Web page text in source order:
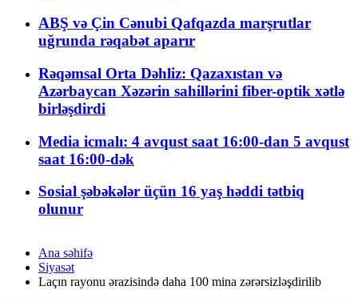
ABŞ və Çin Cənubi Qafqazda marşrutlar
uğrunda rəqabət aparır
Rəqəmsal Orta Dəhliz: Qazaxıstan və
Azərbaycan Xəzərin sahillərini fiber-optik xətlə
birləşdirdi
Media icmalı: 4 avqust saat 16:00-dan 5 avqust
saat 16:00-dək
Sosial şəbəkələr üçün 16 yaş həddi tətbiq
olunur
Ana səhifə
Siyasət
Laçın rayonu ərazisində daha 100 mina zərərsizləşdirilib